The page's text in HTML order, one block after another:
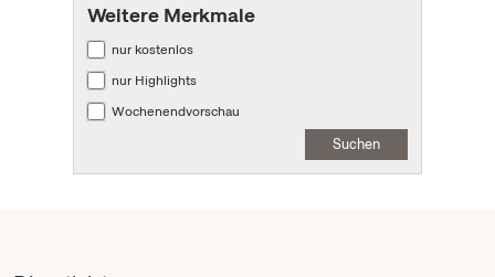
Weitere Merkmale
nur kostenlos
nur Highlights
Wochenendvorschau
Suchen